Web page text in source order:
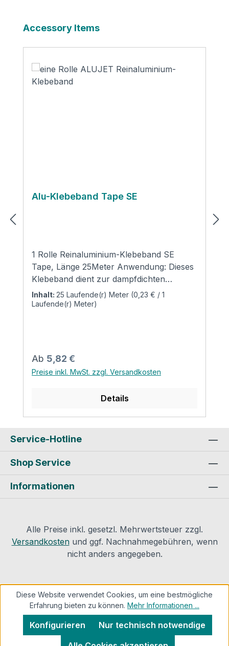
Produktgalerie überspringen
Accessory Items
Alu-Klebeband Tape SE
1 Rolle Reinaluminium-Klebeband SE
Tape, Länge 25Meter Anwendung: Dieses
Klebeband dient zur dampfdichten
Verklebung und Ummantelung von
alukaschierten Dämmstoffen in den
Rohren und Kanälen. Technische Daten:
Intensiv haftender und
Verarbeitung auch unter schwierigen
Nahtverklebung auch bei späteren
Feuchtigkeitsangriffen Problemlose
Verarbeitung während des Innenausbaus
auch bei niedrigen Temperaturen
Ausgezeichnete Wasser- und
Wasserdampfsperre Gute Abriebfestigkeit
Alterungsbeständigkeit Lieferbare Breiten:
50 mm 70 mm 100 mm Produktsicherheit
und Kontaktinformationen des Herstellers:
ALUJET GmbH Ahornstrasse 16 D-
Inhalt: 25 Laufende(r) Meter (0,23 € / 1
Laufende(r) Meter)
Regulärer Preis:
Ab 5,82 €
Preise inkl. MwSt. zzgl. Versandkosten
Details
Service-Hotline
Shop Service
Informationen
Alle Preise inkl. gesetzl. Mehrwertsteuer zzgl.
Versandkostenund ggf. Nachnahmegebühren, wenn
nicht anders angegeben.
Diese Website verwendet Cookies, um eine bestmögliche
Erfahrung bieten zu können. Mehr Informationen ...
Nur technisch notwendige
Konfigurieren